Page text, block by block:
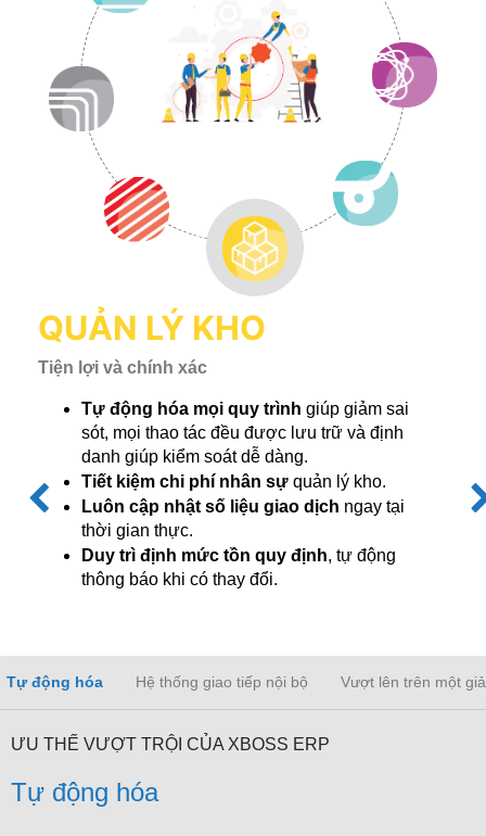
QUẢN LÝ KHO
Tiện lợi và chính xác
Tự động hóa mọi quy trình giúp giảm sai
sót, mọi thao tác đều được lưu trữ và định
danh giúp kiểm soát dễ dàng.
Tiết kiệm chi phí nhân sự quản lý kho.
Luôn cập nhật số liệu giao dịch ngay tại
thời gian thực.
Duy trì định mức tồn quy định, tự động
thông báo khi có thay đổi.
Previous
Tự động hóa Hệ thống giao tiếp nội bộ Vượt lên trên một
ƯU THẾ VƯỢT TRỘI CỦA XBOSS ERP
Tự động hóa